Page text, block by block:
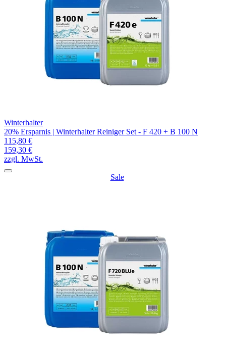
Winterhalter
20% Ersparnis | Winterhalter Reiniger Set - F 420 + B 100 N
115,80 €
159,30 €
zzgl. MwSt.
Sale